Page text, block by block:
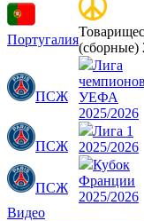
Португалия
(сборные)
ПСЖ
Лига
чемпионов
УЕФА
2025/2026
ПСЖ
Лига 1
2025/2026
ПСЖ
Кубок
Франции
2025/2026
Видео